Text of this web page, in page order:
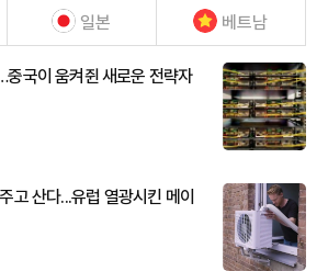
일본 베트남
국이 움켜쥔 새로운 전략자
고 산다...유럽 열광시킨 메이